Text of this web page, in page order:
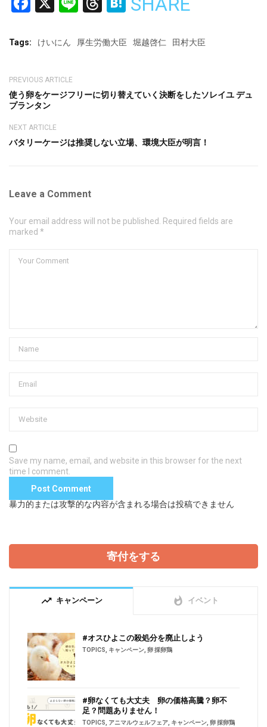
Tags: けいにん 厚生労働大臣 堀越啓仁 田村大臣
PREVIOUS ARTICLE
使う卵をケージフリーに切り替えていく決断をしたソレイユ デュ
プランタン
NEXT ARTICLE
バタリーケージは推奨しない立場、環境大臣が明言！
Leave a Comment
Your email address will not be published. Required fields are
marked *
Save my name, email, and website in this browser for the next
time I comment.
暴力的または攻撃的な内容が含まれる場合は投稿できません
寄付をする
trending_up キャンペーン whatshot イベント
#オスひよこの殺処分を廃止しよう
TOPICS キャンペーン 卵 採卵鶏
#卵なくても大丈夫 卵の価格高騰？卵不
足？問題ありません！
TOPICS アニマルウェルフェア キャンペーン 卵 採卵鶏